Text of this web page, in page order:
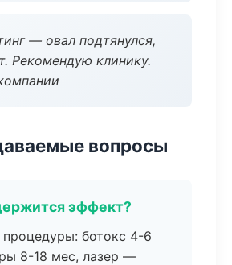
— овал подтянулся,
Рекомендую клинику.
вопросы
эффект?
процедуры: ботокс 4-6
8-18 мес, лазер —